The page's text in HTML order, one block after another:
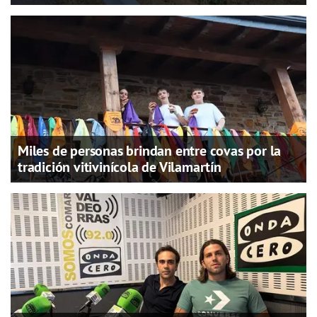
Miles de personas brindan entre covas por la
tradición vitivinícola de Vilamartín